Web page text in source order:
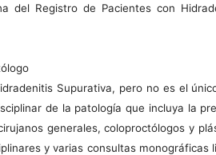
del Registro de Pacientes con
Supurativa, pero no es el
de la patología que incluya la
generales, coloproctólogos y
y varias consultas